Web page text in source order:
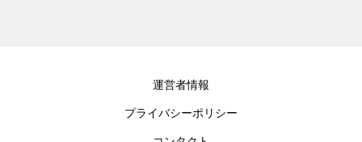
運営者情報
プライバシーポリシー